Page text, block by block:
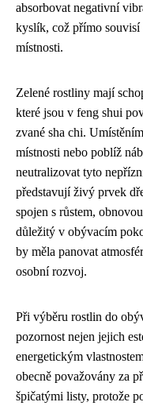
absorbovat negativní
kyslík, což přímo souvisí
místnosti.
Zelené rostliny mají
které jsou v feng shui
zvané sha chi.
místnosti nebo poblíž
neutralizovat tyto
představují živý prvek
spojen s růstem,
důležitý v obývacím
by měla panovat
osobní rozvoj.
Při výběru rostlin do
pozornost nejen jejich
energetickým
obecně považovány za
špičatými listy, protože